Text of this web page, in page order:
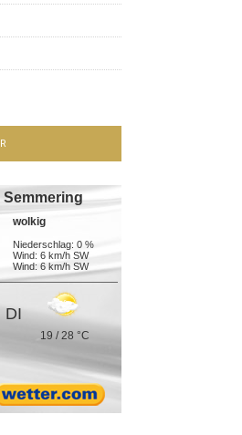
Semmering
wolkig
Niederschlag: 0 %
Wind: 6 km/h SW
Wind: 6 km/h SW
DI
19 / 28 °C